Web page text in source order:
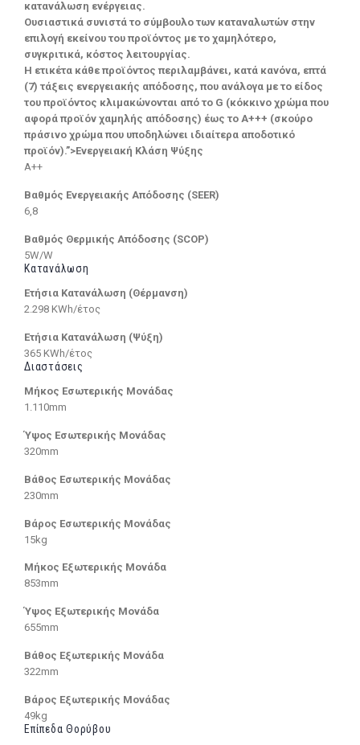
κατανάλωση ενέργειας.
Ουσιαστικά συνιστά το σύμβουλο των καταναλωτών στην
επιλογή εκείνου του προϊόντος με το χαμηλότερο,
συγκριτικά, κόστος λειτουργίας.
Η ετικέτα κάθε προϊόντος περιλαμβάνει, κατά κανόνα, επτά
(7) τάξεις ενεργειακής απόδοσης, που ανάλογα με το είδος
του προϊόντος κλιμακώνονται από το G (κόκκινο χρώμα που
αφορά προϊόν χαμηλής απόδοσης) έως το Α+++ (σκούρο
πράσινο χρώμα που υποδηλώνει ιδιαίτερα αποδοτικό
προϊόν).”>Ενεργειακή Κλάση Ψύξης
A++
Βαθμός Ενεργειακής Απόδοσης (SEER)
6,8
Βαθμός Θερμικής Απόδοσης (SCOP)
5W/W
Κατανάλωση
Ετήσια Κατανάλωση (Θέρμανση)
2.298 KWh/έτος
Ετήσια Κατανάλωση (Ψύξη)
365 KWh/έτος
Διαστάσεις
Μήκος Εσωτερικής Μονάδας
1.110mm
Ύψος Εσωτερικής Μονάδας
320mm
Βάθος Εσωτερικής Μονάδας
230mm
Βάρος Εσωτερικής Μονάδας
15kg
Μήκος Εξωτερικής Μονάδα
853mm
Ύψος Εξωτερικής Μονάδα
655mm
Βάθος Εξωτερικής Μονάδα
322mm
Βάρος Εξωτερικής Μονάδας
49kg
Επίπεδα Θορύβου